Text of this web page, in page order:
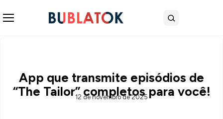
Buscar
App que transmite episódios de
“The Tailor” completos para você!
12 de novembro de 2025